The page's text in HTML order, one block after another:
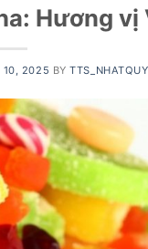
Hương
10, 2025 BYTTS_NHATQUY